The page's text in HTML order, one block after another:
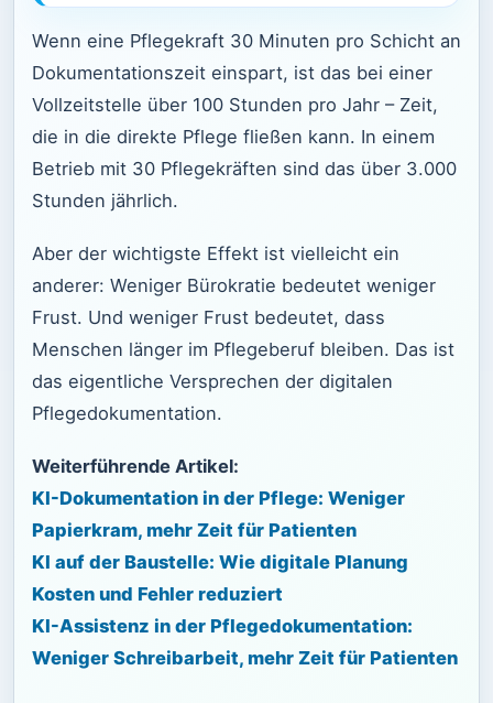
Wenn eine Pflegekraft 30 Minuten pro Schicht an
Dokumentationszeit einspart, ist das bei einer
Vollzeitstelle über 100 Stunden pro Jahr – Zeit,
die in die direkte Pflege fließen kann. In einem
Betrieb mit 30 Pflegekräften sind das über 3.000
Stunden jährlich.
Aber der wichtigste Effekt ist vielleicht ein
anderer: Weniger Bürokratie bedeutet weniger
Frust. Und weniger Frust bedeutet, dass
Menschen länger im Pflegeberuf bleiben. Das ist
das eigentliche Versprechen der digitalen
Pflegedokumentation.
Weiterführende Artikel:
KI-Dokumentation in der Pflege: Weniger
Papierkram, mehr Zeit für Patienten
KI auf der Baustelle: Wie digitale Planung
Kosten und Fehler reduziert
KI-Assistenz in der Pflegedokumentation:
Weniger Schreibarbeit, mehr Zeit für Patienten